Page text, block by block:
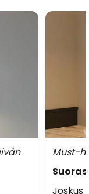
Must-
Joskus